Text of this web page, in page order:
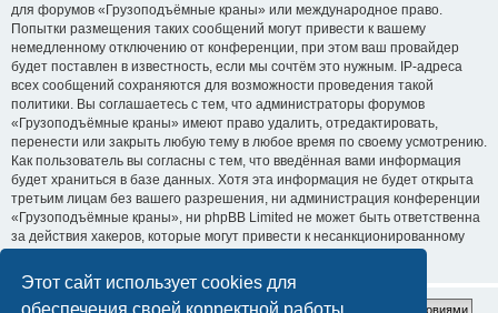
Этот сайт использует cookies для
обеспечения своей корректной работы.
для форумов «Грузоподъёмные краны» или международное право.
Попытки размещения таких сообщений могут привести к вашему
немедленному отключению от конференции, при этом ваш провайдер
будет поставлен в известность, если мы сочтём это нужным. IP-адреса
всех сообщений сохраняются для возможности проведения такой
политики. Вы соглашаетесь с тем, что администраторы форумов
«Грузоподъёмные краны» имеют право удалить, отредактировать,
перенести или закрыть любую тему в любое время по своему усмотрению.
Как пользователь вы согласны с тем, что введённая вами информация
будет храниться в базе данных. Хотя эта информация не будет открыта
третьим лицам без вашего разрешения, ни администрация конференции
«Грузоподъёмные краны», ни phpBB Limited не может быть ответственна
за действия хакеров, которые могут привести к несанкционированному